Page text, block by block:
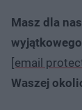
Masz dla
[email
Waszej